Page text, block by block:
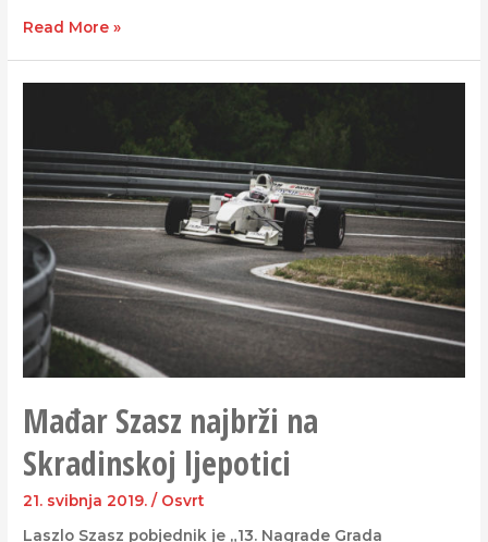
Read More »
Mađar Szasz najbrži na
Skradinskoj ljepotici
21. svibnja 2019. / Osvrt
Laszlo Szasz pobjednik je „13. Nagrade Grada